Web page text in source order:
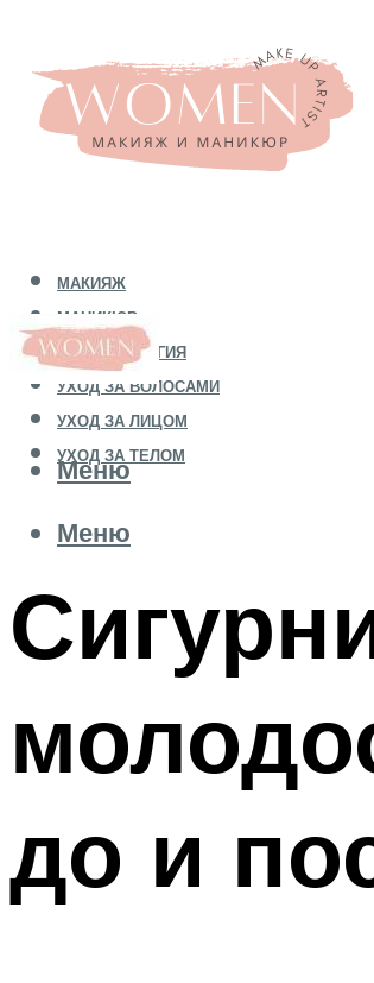
МАКИЯЖ
МАНИКЮР
КОСМЕТОЛОГИЯ
УХОД ЗА ВОЛОСАМИ
УХОД ЗА ЛИЦОМ
УХОД ЗА ТЕЛОМ
Меню
Меню
до и